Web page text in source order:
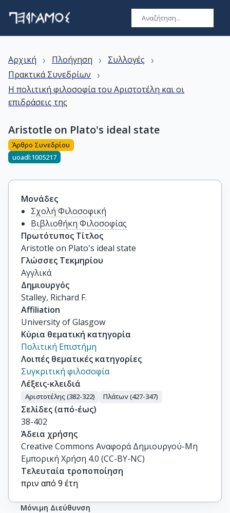
Αρχική › Πλοήγηση › Συλλογές ›
Πρακτικά Συνεδρίων ›
Η πολιτική φιλοσοφία του Αριστοτέλη και οι
επιδράσεις της
Aristotle on Plato's ideal state
Άρθρο Συνεδρίου
uoadl:1005217
Μονάδες
Σχολή Φιλοσοφική
Βιβλιοθήκη Φιλοσοφίας
Πρωτότυπος Τίτλος
Aristotle on Plato's ideal state
Γλώσσες Τεκμηρίου
Αγγλικά
Δημιουργός
Stalley, Richard F.
Affiliation
University of Glasgow
Κύρια θεματική κατηγορία
Πολιτική Επιστήμη
Λοιπές θεματικές κατηγορίες
Συγκριτική φιλοσοφία
Λέξεις-κλειδιά
Αριστοτέλης (382-322) Πλάτων (427-347)
Σελίδες (από-έως)
38-402
Άδεια χρήσης
Creative Commons Αναφορά Δημιουργού-Μη
Εμπορική Χρήση 4.0 (CC-BY-NC)
Τελευταία τροποποίηση
πριν από 9 έτη
Μόνιμη Διεύθυνση